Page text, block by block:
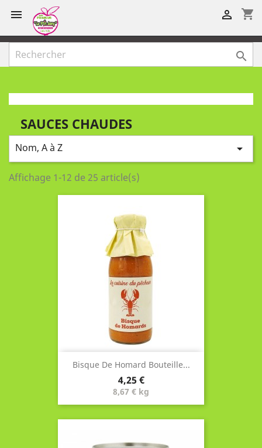
 shopping_cart


SAUCES CHAUDES
Nom, A à Z 
Affichage 1-12 de 25 article(s)
Bisque De Homard Bouteille...
Prix
4,25 €
8,67 € kg